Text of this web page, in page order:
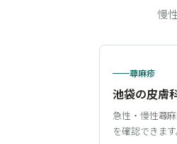
慢
蕁麻疹
池袋の皮膚
急性・慢性蕁
を確認できます